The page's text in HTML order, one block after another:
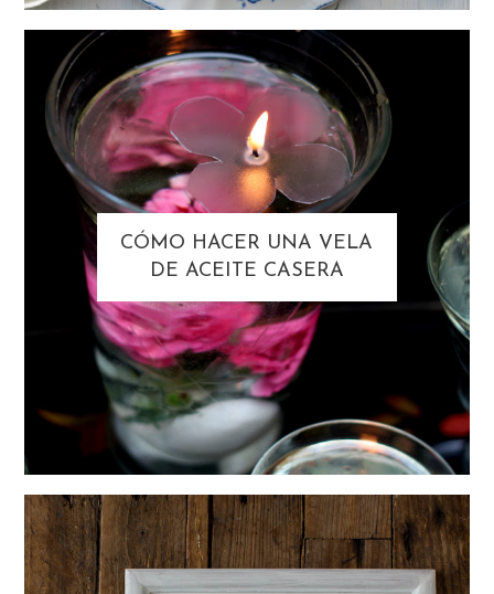
CÓMO HACER UNA VELA
DE ACEITE CASERA